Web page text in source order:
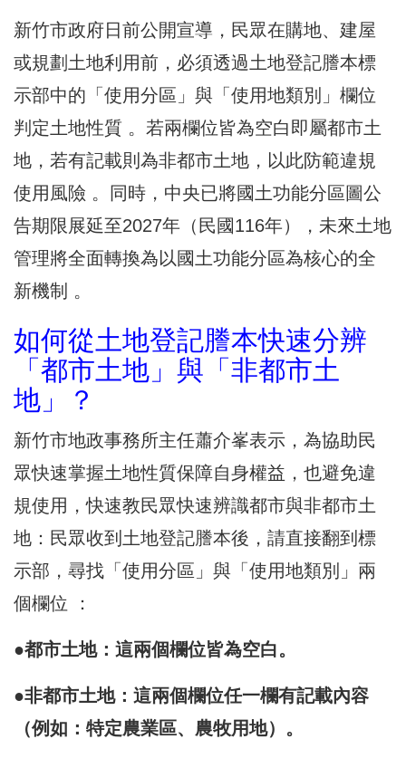
新竹市政府日前公開宣導，民眾在購地、建屋
或規劃土地利用前，必須透過土地登記謄本標
示部中的「使用分區」與「使用地類別」欄位
判定土地性質 。若兩欄位皆為空白即屬都市土
地，若有記載則為非都市土地，以此防範違規
使用風險 。同時，中央已將國土功能分區圖公
告期限展延至2027年（民國116年），未來土地
管理將全面轉換為以國土功能分區為核心的全
新機制 。
如何從土地登記謄本快速分辨
「都市土地」與「非都市土
地」？
新竹市地政事務所主任蕭介峯表示，為協助民
眾快速掌握土地性質保障自身權益，也避免違
規使用，快速教民眾快速辨識都市與非都市土
地：民眾收到土地登記謄本後，請直接翻到標
示部，尋找「使用分區」與「使用地類別」兩
個欄位 ：
●都市土地：這兩個欄位皆為空白。
●非都市土地：這兩個欄位任一欄有記載內容
（例如：特定農業區、農牧用地）。